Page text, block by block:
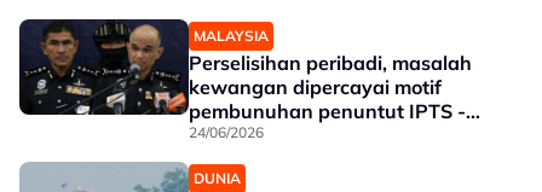
MALAYSIA
Perselisihan peribadi, masalah
kewangan dipercayai motif
pembunuhan penuntut IPTS -
Polis
24/06/2026
DUNIA